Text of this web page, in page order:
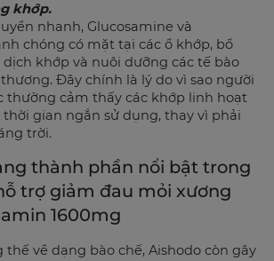
khớp.
nhanh, Glucosamine và
chóng có mặt tại các ổ khớp, bổ
khớp và nuôi dưỡng các tế bào
Đây chính là lý do vì sao người
thường cảm thấy các khớp linh hoạt
gian ngắn sử dụng, thay vì phải
trời.
thành phần nổi bật trong
trợ giảm đau mỏi xương
1600mg
về dạng bào chế, Aishodo còn gây